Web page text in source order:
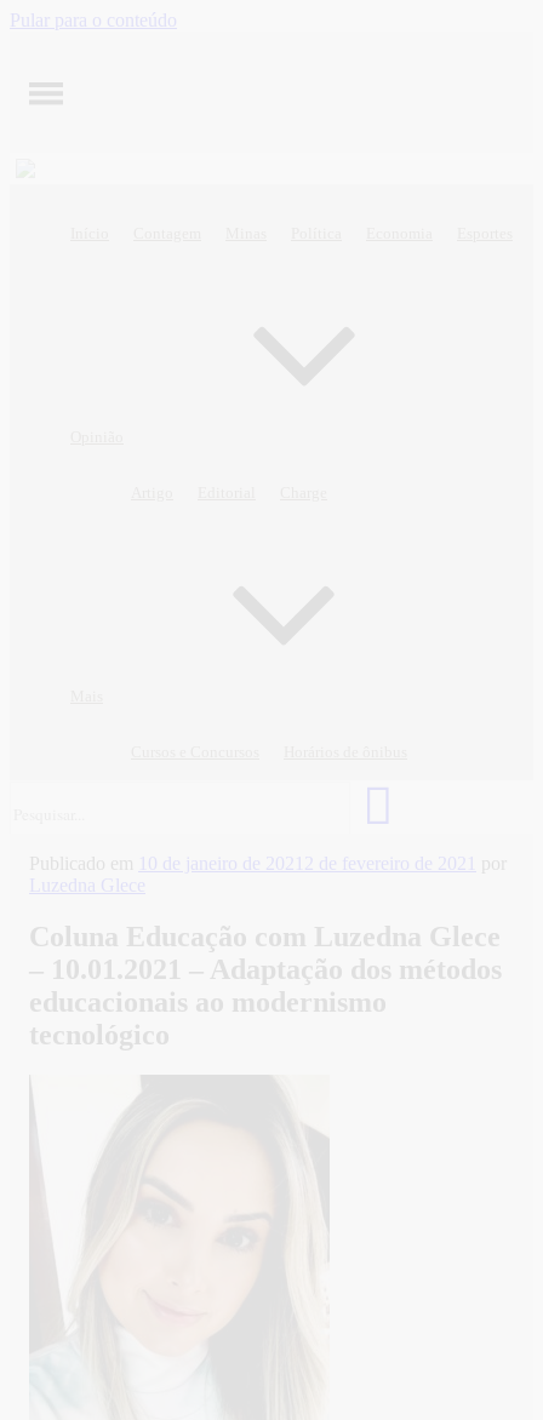
Pular para o conteúdo
Publicado em 10 de janeiro de 2021 2 de fevereiro de 2021
por
Luzedna Glece
Coluna Educação com Luzedna Glece
– 10.01.2021 – Adaptação dos métodos
educacionais ao modernismo
tecnológico